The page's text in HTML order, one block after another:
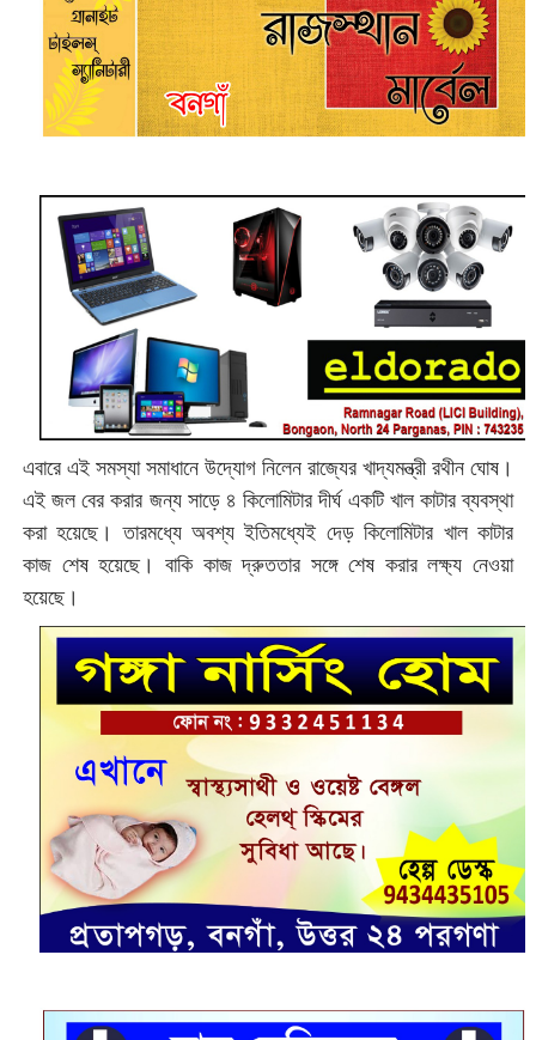
এবারে এই সমস্যা সমাধানে উদ্যোগ নিলেন রাজ্যের খাদ্যমন্ত্রী রথীন ঘোষ।
এই জল বের করার জন্য সাড়ে ৪ কিলোমিটার দীর্ঘ একটি খাল কাটার ব্যবস্থা
করা হয়েছে। তারমধ্যে অবশ্য ইতিমধ্যেই দেড় কিলোমিটার খাল কাটার
কাজ শেষ হয়েছে। বাকি কাজ দ্রুততার সঙ্গে শেষ করার লক্ষ্য নেওয়া
হয়েছে।